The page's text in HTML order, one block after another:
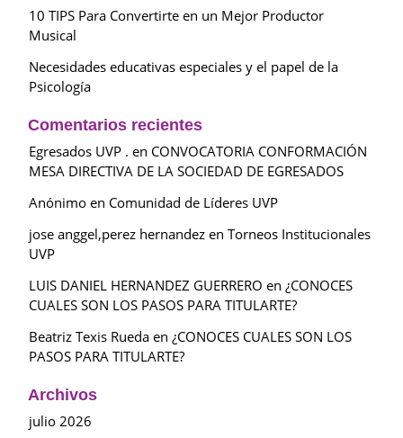
10 TIPS Para Convertirte en un Mejor Productor
Musical
Necesidades educativas especiales y el papel de la
Psicología
Comentarios recientes
Egresados UVP . en CONVOCATORIA CONFORMACIÓN
MESA DIRECTIVA DE LA SOCIEDAD DE EGRESADOS
Anónimo en Comunidad de Líderes UVP
jose anggel,perez hernandez en Torneos Institucionales
UVP
LUIS DANIEL HERNANDEZ GUERRERO en ¿CONOCES
CUALES SON LOS PASOS PARA TITULARTE?
Beatriz Texis Rueda en ¿CONOCES CUALES SON LOS
PASOS PARA TITULARTE?
Archivos
julio 2026